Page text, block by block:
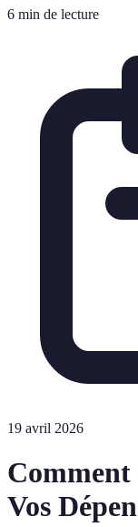
6 min de lecture
19 avril 2026
Vos